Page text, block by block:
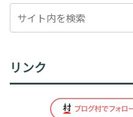
リンク